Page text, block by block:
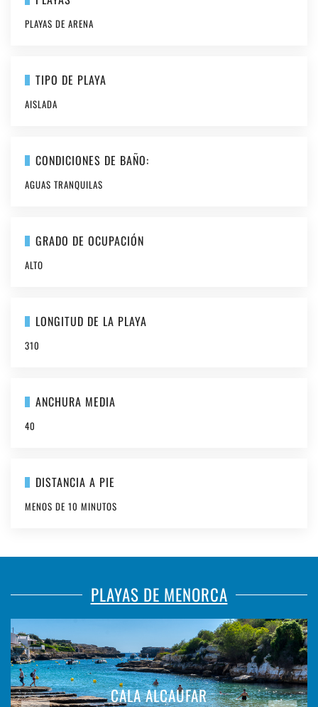
PLAYAS DE ARENA
TIPO DE PLAYA
AISLADA
CONDICIONES DE BAÑO:
AGUAS TRANQUILAS
GRADO DE OCUPACIÓN
ALTO
LONGITUD DE LA PLAYA
310
ANCHURA MEDIA
40
DISTANCIA A PIE
MENOS DE 10 MINUTOS
PLAYAS DE MENORCA
CALA ALCAUFAR